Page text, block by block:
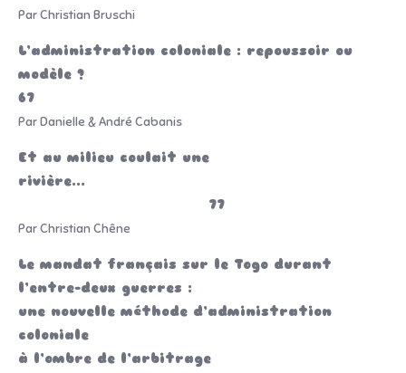
Par Christian Bruschi
L’administration coloniale : repoussoir ou
modèle ?
67
Par Danielle & André Cabanis
Et au milieu coulait une
rivière…
77
Par Christian Chêne
Le mandat français sur le Togo durant
l’entre-deux guerres :
une nouvelle méthode d’administration
coloniale
à l’ombre de l’arbitrage